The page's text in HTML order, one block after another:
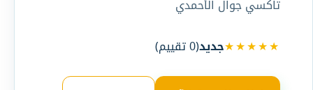
تاكسي جوال الأحمدي
★★★★★جديد(
0تقييم)